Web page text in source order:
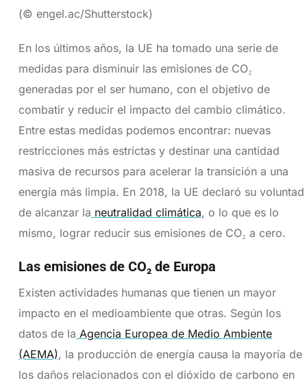
(© engel.ac/Shutterstock)
En los últimos años, la UE ha tomado una serie de
medidas para disminuir las emisiones de CO₂
generadas por el ser humano, con el objetivo de
combatir y reducir el impacto del cambio climático.
Entre estas medidas podemos encontrar: nuevas
restricciones más estrictas y destinar una cantidad
masiva de recursos para acelerar la transición a una
energía más limpia. En 2018, la UE declaró su voluntad
de alcanzar la neutralidad climática, o lo que es lo
mismo, lograr reducir sus emisiones de CO₂ a cero.
Las emisiones de CO₂ de Europa
Existen actividades humanas que tienen un mayor
impacto en el medioambiente que otras. Según los
datos de la Agencia Europea de Medio Ambiente
(AEMA), la producción de energía causa la mayoría de
los daños relacionados con el dióxido de carbono en